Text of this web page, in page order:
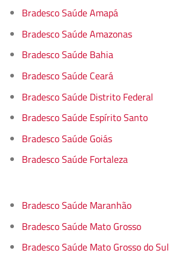
Bradesco Saúde Amapá
Bradesco Saúde Amazonas
Bradesco Saúde Bahia
Bradesco Saúde Ceará
Bradesco Saúde Distrito Federal
Bradesco Saúde Espírito Santo
Bradesco Saúde Goiás
Bradesco Saúde Fortaleza
Bradesco Saúde Maranhão
Bradesco Saúde Mato Grosso
Bradesco Saúde Mato Grosso do Sul